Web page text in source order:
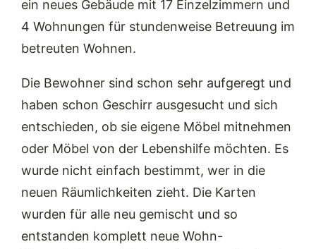
ein neues Gebäude mit 17 Einzelzimmern und
4 Wohnungen für stundenweise Betreuung im
betreuten Wohnen.
Die Bewohner sind schon sehr aufgeregt und
haben schon Geschirr ausgesucht und sich
entschieden, ob sie eigene Möbel mitnehmen
oder Möbel von der Lebenshilfe möchten. Es
wurde nicht einfach bestimmt, wer in die
neuen Räumlichkeiten zieht. Die Karten
wurden für alle neu gemischt und so
entstanden komplett neue Wohn-